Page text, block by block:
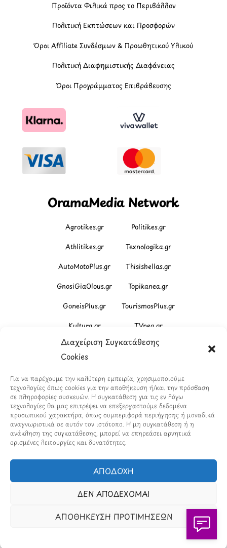
Διαχείριση Συγκατάθεσης
Cookies
Για να παρέχουμε την καλύτερη εμπειρία, χρησιμοποιούμε
τεχνολογίες όπως cookies για την αποθήκευση ή/και την πρόσβαση
σε πληροφορίες συσκευών. Η συγκατάθεση για τις εν λόγω
τεχνολογίες θα μας επιτρέψει να επεξεργαστούμε δεδομένα
προσωπικού χαρακτήρα, όπως συμπεριφορά περιήγησης ή μοναδικά
αναγνωριστικά σε αυτόν τον ιστότοπο. Η μη συγκατάθεση ή η
ανάκληση της συγκατάθεσης, μπορεί να επηρεάσει αρνητικά
ορισμένες λειτουργίες και δυνατότητες.
ΑΠΟΔΟΧΗ
ΔΕΝ ΑΠΟΔΕΧΟΜΑΙ
ΑΠΟΘΗΚΕΥΣΗ ΠΡΟΤΙΜΗΣΕΩΝ
Προϊόντα Φιλικά προς το Περιβάλλον
Πολιτική Εκπτώσεων και Προσφορών
Όροι Affiliate Συνδέσμων & Προωθητικού Υλικού
Πολιτική Διαφημιστικής Διαφάνειας
Όροι Προγράμματος Επιβράβευσης
OramaMedia Network
Agrotikes.gr Politikes.gr
Athlitikes.gr Texnologika.gr
AutoMotoPlus.gr Thisishellas.gr
GnosiGiaOlous.gr Topikanea.gr
GoneisPlus.gr TourismosPlus.gr
Kultura.gr TVnea.gr
Loatki.gr Upnow.gr
ModernaGynaika.gr Xristianika.gr
OikonomiaPlus.gr ZoumeKalytera.gr
Oikotropia.gr ZoumeSpiti.gr
Perepet.gr
Orama Group(Orama Group Μ.Ι.Κ.Ε.) |
Α.Φ.Μ. 801086294 – Δ.Ο.Υ. ΚΕΦΟΔΕ Αττικής | Γ.Ε.ΜΗ
148748903000 | Έδρα: Αθήνα, Ελλάδα |